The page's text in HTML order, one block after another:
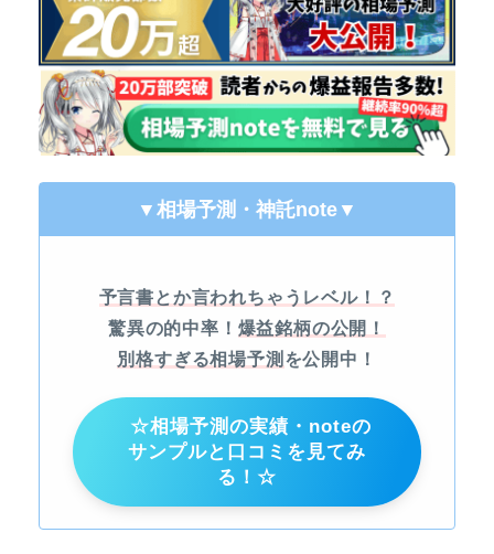
▼相場予測・神託note ▼
予言書とか言われちゃうレベル！？
驚異の的中率！ 爆益銘柄の公開！
別格すぎる相場予測 を公開中！
☆相場予測の実績・noteの
サンプルと口コミを見てみ
る！☆